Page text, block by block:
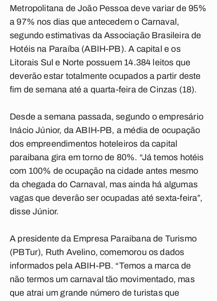
Metropolitana de João Pessoa deve variar de 95%
a 97% nos dias que antecedem o Carnaval,
segundo estimativas da Associação Brasileira de
Hotéis na Paraíba (ABIH-PB). A capital e os
Litorais Sul e Norte possuem 14.384 leitos que
deverão estar totalmente ocupados a partir deste
fim de semana até a quarta-feira de Cinzas (18).
Desde a semana passada, segundo o empresário
Inácio Júnior, da ABIH-PB, a média de ocupação
dos empreendimentos hoteleiros da capital
paraibana gira em torno de 80%. “Já temos hotéis
com 100% de ocupação na cidade antes mesmo
da chegada do Carnaval, mas ainda há algumas
vagas que deverão ser ocupadas até sexta-feira”,
disse Júnior.
A presidente da Empresa Paraibana de Turismo
(PBTur), Ruth Avelino, comemorou os dados
informados pela ABIH-PB. “Temos a marca de
não termos um carnaval tão movimentado, mas
que atrai um grande número de turistas que